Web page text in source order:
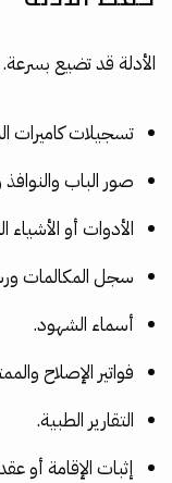
الأدلة قد تضيع
تسجيلات كاميرات
صور الباب والنوافذ
الأدوات أو
سجل المكالمات
أسماء الشهود.
فواتير الإصلاح
التقارير الطبية.
إثبات الإقامة أو